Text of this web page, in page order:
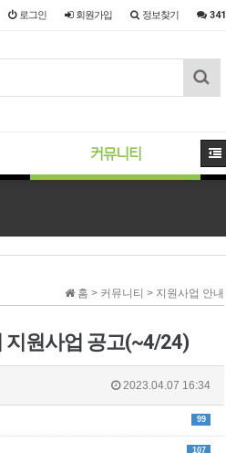
로그인 회원가입 정보찾기 341
커뮤니티
홈 > 커뮤니티 > 지원사업 안내
지원사업 공고(~4/24)
2023.04.07 16:34
99
107